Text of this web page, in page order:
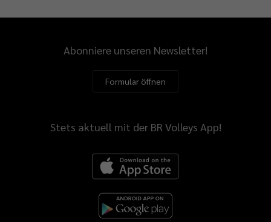
Abonniere unseren Newsletter!
Formular öffnen
Stets aktuell mit der BR Volleys App!